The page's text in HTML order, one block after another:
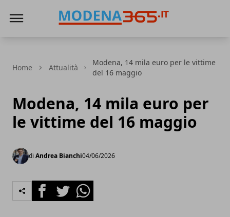
Home Attualità
Modena, 14 mila euro per le vittime
del 16 maggio
Modena, 14 mila euro per
le vittime del 16 maggio
di Andrea Bianchi04/06/2026
FacebookTwitterWhatsapp